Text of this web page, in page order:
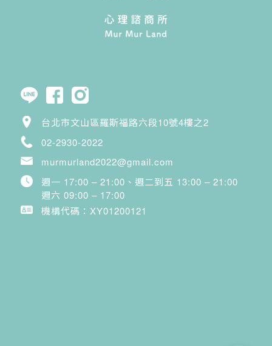
台北市文山區羅斯福路六段10號4樓之2
02-2930-2022
murmurland2022@gmail.com
週一 17:00 – 21:00、週二到五 13:00 – 21:00
週六 09:00 – 17:00
機構代碼：XY01200121